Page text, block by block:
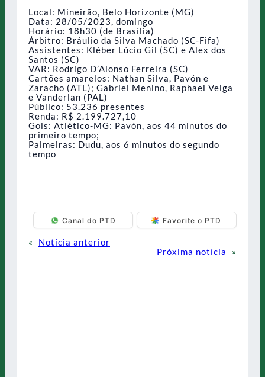
Local: Mineirão, Belo Horizonte (MG)
Data: 28/05/2023, domingo
Horário: 18h30 (de Brasília)
Árbitro: Bráulio da Silva Machado (SC-Fifa)
Assistentes: Kléber Lúcio Gil (SC) e Alex dos
Santos (SC)
VAR: Rodrigo D’Alonso Ferreira (SC)
Cartões amarelos: Nathan Silva, Pavón e
Zaracho (ATL); Gabriel Menino, Raphael Veiga
e Vanderlan (PAL)
Público: 53.236 presentes
Renda: R$ 2.199.727,10
Gols: Atlético-MG: Pavón, aos 44 minutos do
primeiro tempo;
Palmeiras: Dudu, aos 6 minutos do segundo
tempo
Canal do PTD Favorite o PTD
«
Notícia anterior
Próxima notícia
»